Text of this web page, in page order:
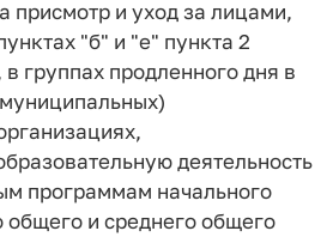
присмотр и уход за лицами,
"б" и "е" пункта 2
группах продленного дня в
деятельность
программам начального
общего и среднего общего